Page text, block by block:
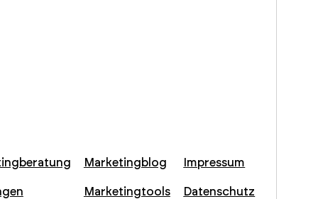
Marketingblog
Marketingtools
Impressum
Datenschutz